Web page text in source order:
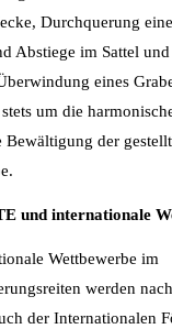
Durchquerung
Abstiege im Sattel und
eines
stets um die
Bewältigung der
und internationale
Wettbewerbe im
werden
der Internationalen